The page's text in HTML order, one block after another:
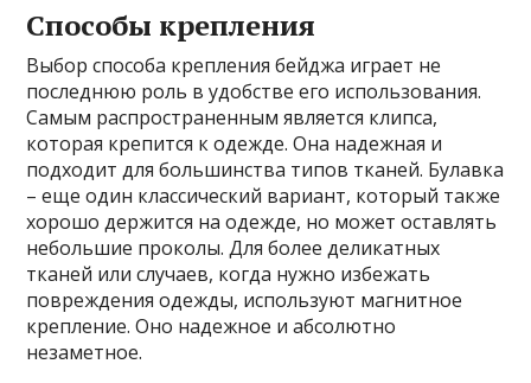
Способы крепления
Выбор способа крепления бейджа играет не
последнюю роль в удобстве его использования.
Самым распространенным является клипса,
которая крепится к одежде. Она надежная и
подходит для большинства типов тканей. Булавка
– еще один классический вариант, который также
хорошо держится на одежде, но может оставлять
небольшие проколы. Для более деликатных
тканей или случаев, когда нужно избежать
повреждения одежды, используют магнитное
крепление. Оно надежное и абсолютно
незаметное.